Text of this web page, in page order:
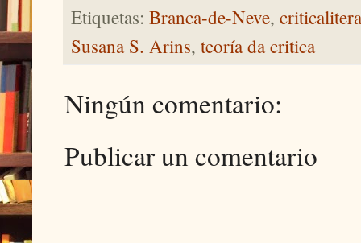
Etiquetas: Branca-de-Neve,
Susana S. Arins, teoría da critica
Ningún comentario:
Publicar un comentario